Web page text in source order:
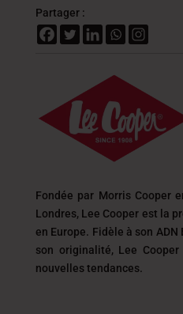
Partager :
Fondée par Morris Cooper
Londres, Lee Cooper est la
en Europe. Fidèle à son
son originalité, Lee
nouvelles tendances.